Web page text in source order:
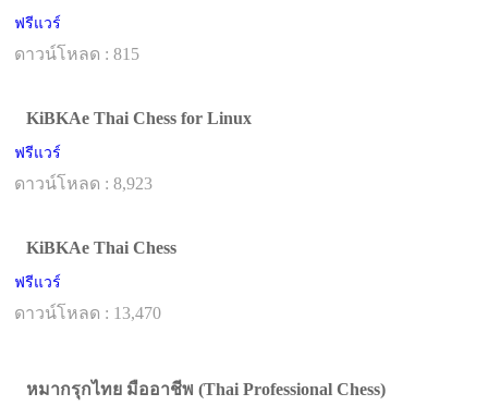
ฟรีแวร์
ดาวน์โหลด : 815
KiBKAe Thai Chess for Linux
ฟรีแวร์
ดาวน์โหลด : 8,923
KiBKAe Thai Chess
ฟรีแวร์
ดาวน์โหลด : 13,470
หมากรุกไทย มืออาชีพ (Thai Professional Chess)